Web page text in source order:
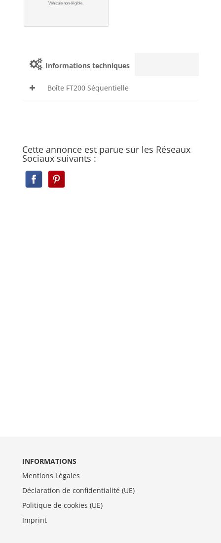
Véhicule non éligible.
Informations techniques
Boîte FT200 Séquentielle
Cette annonce est parue sur les Réseaux
Sociaux suivants :
INFORMATIONS
Mentions Légales
Déclaration de confidentialité (UE)
Politique de cookies (UE)
Imprint